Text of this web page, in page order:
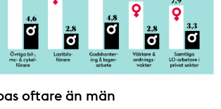
oftare än män